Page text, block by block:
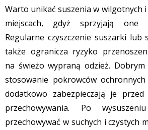
Warto unikać suszenia w wilgotnych i
miejscach, gdyż sprzyjają one
Regularne czyszczenie suszarki
także ogranicza ryzyko
na świeżo wypraną odzież. Dobrym
stosowanie pokrowców
dodatkowo zabezpieczają je
przechowywania. Po
przechowywać w suchych i czystych